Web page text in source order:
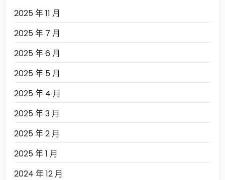
2025 年 11 月
2025 年 7 月
2025 年 6 月
2025 年 5 月
2025 年 4 月
2025 年 3 月
2025 年 2 月
2025 年 1 月
2024 年 12 月